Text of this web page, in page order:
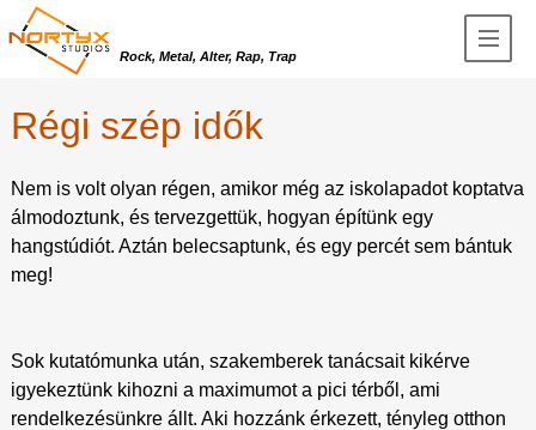
Rock, Metal, Alter, Rap, Trap
Régi szép idők
Nem is volt olyan régen, amikor még az iskolapadot koptatva
álmodoztunk, és tervezgettük, hogyan építünk egy
hangstúdiót. Aztán belecsaptunk, és egy percét sem bántuk
meg!
Sok kutatómunka után, szakemberek tanácsait kikérve
igyekeztünk kihozni a maximumot a pici térből, ami
rendelkezésünkre állt. Aki hozzánk érkezett, tényleg otthon